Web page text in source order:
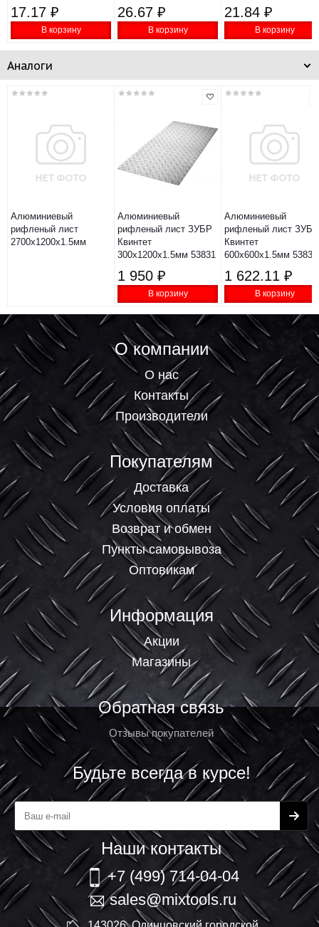
17.17 ₽
В корзину
26.67 ₽
В корзину
21.84 ₽
В корзину
Аналоги
Алюминиевый
рифленый лист
2700x1200x1.5мм
Алюминиевый
рифленый лист ЗУБР
Квинтет
300x1200x1.5мм 53831
1 950 ₽
В корзину
Алюминиевый
рифленый лист ЗУБР
Квинтет
600x600x1.5мм 53832
1 622.11 ₽
В корзину
О компании
О нас
Контакты
Производители
Покупателям
Доставка
Условия оплаты
Возврат и обмен
Пункты самовывоза
Оптовикам
Информация
Акции
Магазины
Обратная связь
Отзывы покупателей
Будьте всегда в курсе!
Наши контакты
+7 (499) 714-04-04
sales@mixtools.ru